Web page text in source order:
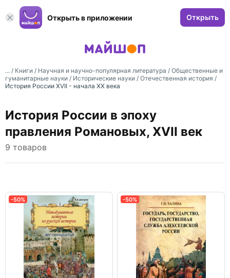
Открыть в приложении Открыть
... / Книги / Научная и научно-популярная литература / Общественные и
гуманитарные науки / Исторические науки / Отечественная история /
История России XVII - начала XX века
История России в эпоху
правления Романовых, XVII век
9 товаров
-50% -50%